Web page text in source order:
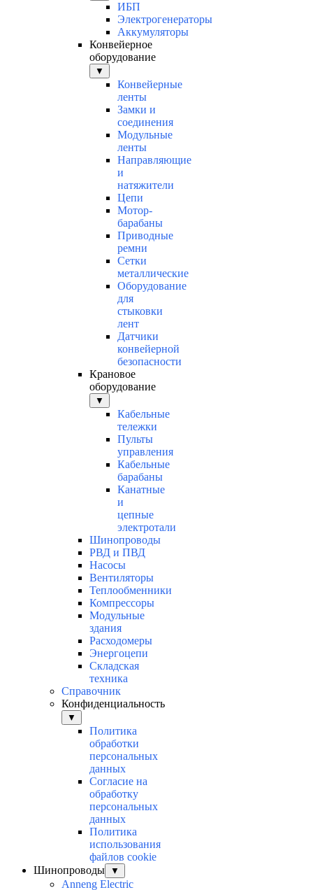
ИБП
Электрогенераторы
Аккумуляторы
Конвейерное
оборудование
▼
Конвейерные
ленты
Замки и
соединения
Модульные
ленты
Направляющие
и
натяжители
Цепи
Мотор-
барабаны
Приводные
ремни
Сетки
металлические
Оборудование
для
стыковки
лент
Датчики
конвейерной
безопасности
Крановое
оборудование
▼
Кабельные
тележки
Пульты
управления
Кабельные
барабаны
Канатные
и
цепные
электротали
Шинопроводы
РВД и ПВД
Насосы
Вентиляторы
Теплообменники
Компрессоры
Модульные
здания
Расходомеры
Энергоцепи
Складская
техника
Справочник
Конфиденциальность
▼
Политика
обработки
персональных
данных
Согласие на
обработку
персональных
данных
Политика
использования
файлов cookie
Шинопроводы
▼
Anneng Electric